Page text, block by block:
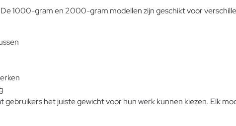
1000-gram en 2000-gram modellen zijn geschikt voor
het juiste gewicht voor hun werk kunnen kiezen. Elk